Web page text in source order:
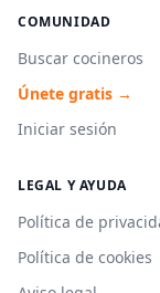
COMUNIDAD
Buscar cocineros
Únete gratis →
Iniciar sesión
LEGAL Y AYUDA
Política de
Política de cookies